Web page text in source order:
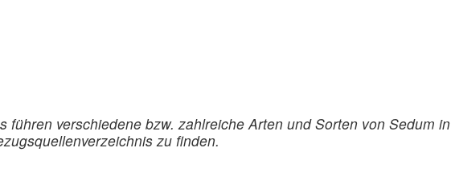
führen verschiedene bzw. zahlreiche Arten und Sorten von Sedum
zu finden.